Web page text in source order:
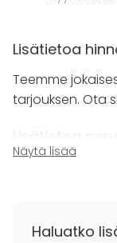
majoitustiloja
huoneissa tai
Lisätietoa
Teemme
tarjouksen. Ota
Lisätietoa
Näytä lisää
Haluatko